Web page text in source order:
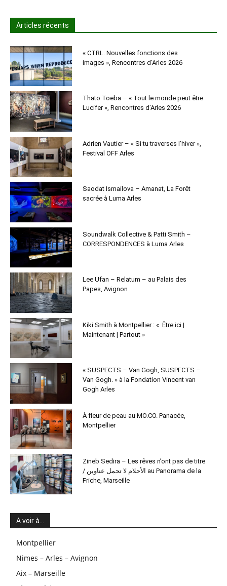
Articles récents
« CTRL. Nouvelles fonctions des
images », Rencontres d’Arles 2026
Thato Toeba – « Tout le monde peut être
Lucifer », Rencontres d’Arles 2026
Adrien Vautier – « Si tu traverses l’hiver »,
Festival OFF Arles
Saodat Ismailova – Amanat, La Forêt
sacrée à Luma Arles
Soundwalk Collective & Patti Smith –
CORRESPONDENCES à Luma Arles
Lee Ufan – Relatum – au Palais des
Papes, Avignon
Kiki Smith à Montpellier : « Être ici |
Maintenant | Partout »
« SUSPECTS – Van Gogh, SUSPECTS –
Van Gogh. » à la Fondation Vincent van
Gogh Arles
À fleur de peau au MO.CO. Panacée,
Montpellier
Zineb Sedira – Les rêves n’ont pas de titre
/ الأحلام لا تحمل عناوين au Panorama de la
Friche, Marseille
A voir à…
Montpellier
Nimes – Arles – Avignon
Aix – Marseille